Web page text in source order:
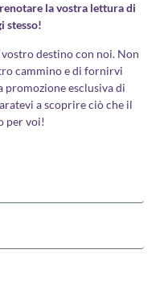
la vostra lettura di
stesso!
destino con noi. Non
cammino e di fornirvi
promozione esclusiva di
a scoprire ciò che il
per voi!